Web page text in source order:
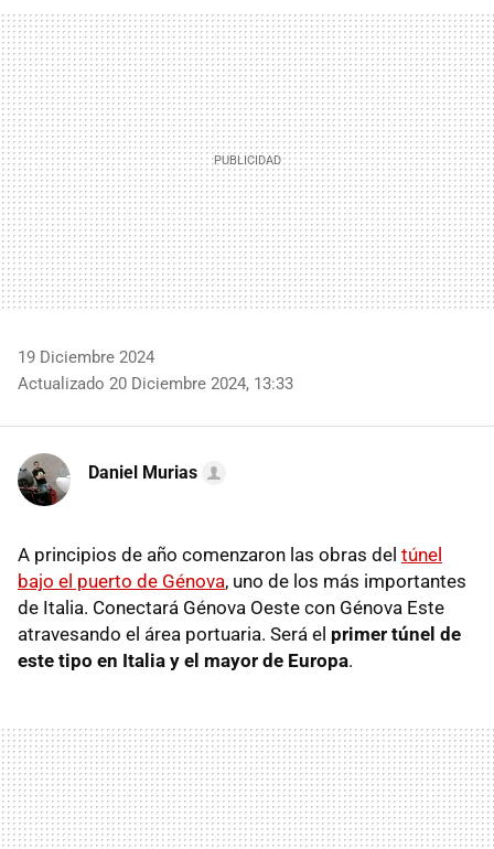
MAIL
19 Diciembre 2024
Actualizado 20 Diciembre 2024, 13:33
Daniel Murias
A principios de año comenzaron las obras del túnel
bajo el puerto de Génova, uno de los más importantes
de Italia. Conectará Génova Oeste con Génova Este
atravesando el área portuaria. Será el primer túnel de
este tipo en Italia y el mayor de Europa.